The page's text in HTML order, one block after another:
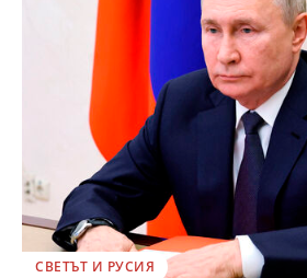
СВЕТЪТ И РУСИЯ